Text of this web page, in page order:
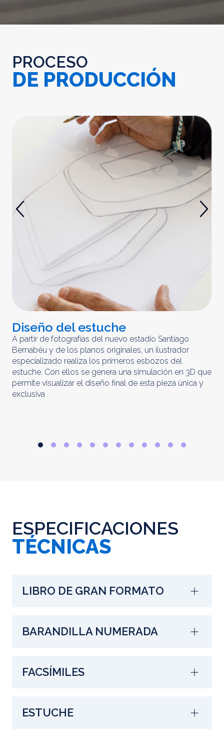
PROCESO
DE PRODUCCIÓN
Diseño del estuche
A partir de fotografías del nuevo estadio Santiago
Bernabéu y de los planos originales, un ilustrador
especializado realiza los primeros esbozos del
estuche. Con ellos se genera una simulación en 3D que
permite visualizar el diseño final de esta pieza única y
exclusiva
ESPECIFICACIONES
TÉCNICAS
LIBRO DE GRAN FORMATO
BARANDILLA NUMERADA
FACSÍMILES
ESTUCHE